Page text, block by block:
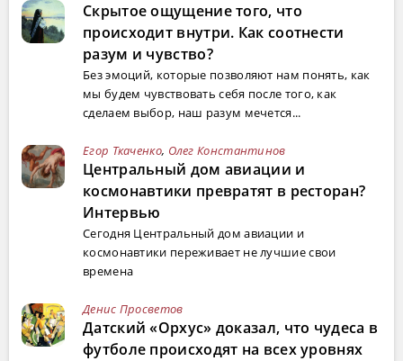
Скрытое ощущение того, что
происходит внутри. Как соотнести
разум и чувство?
Без эмоций, которые позволяют нам понять, как
мы будем чувствовать себя после того, как
сделаем выбор, наш разум мечется...
Егор Ткаченко, Олег Константинов
Центральный дом авиации и
космонавтики превратят в ресторан?
Интервью
Сегодня Центральный дом авиации и
космонавтики переживает не лучшие свои
времена
Денис Просветов
Датский «Орхус» доказал, что чудеса в
футболе происходят на всех уровнях